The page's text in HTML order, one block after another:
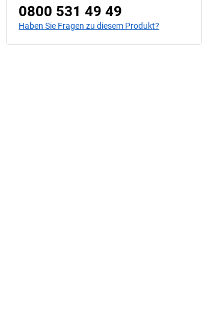
0800 531 49 49
Haben Sie Fragen zu diesem Produkt?